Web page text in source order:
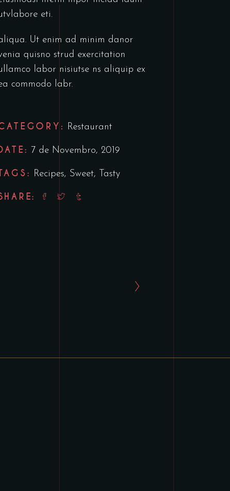
eti.
Ut enim ad minim danor
quisno strud exercitation
labor nisiutse ns aliquip ex
commodo labr.
Restaurant
DATE: 7 de Novembro, 2019
Recipes, Sweet, Tasty